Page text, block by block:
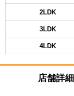
2LDK
3LDK
4LDK
店舗詳細